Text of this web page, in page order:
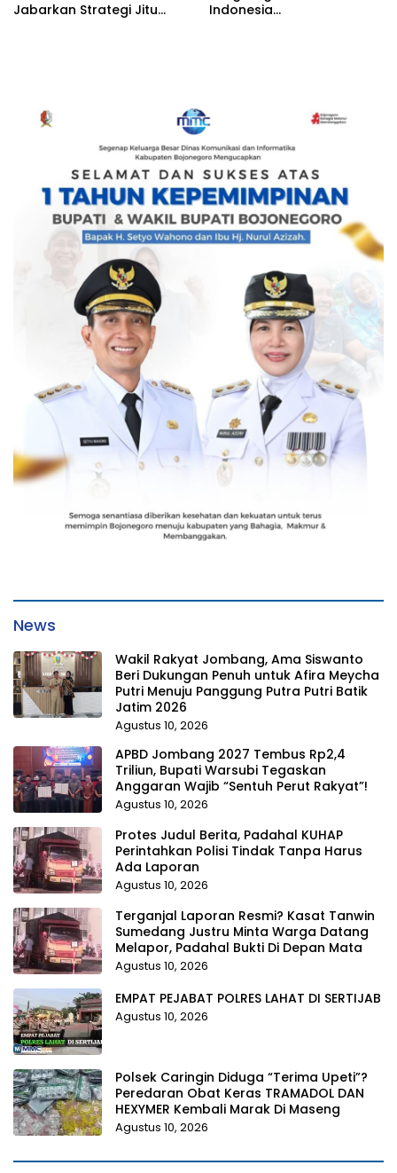
Jabarkan Strategi Jitu
Indonesia
News
Wakil Rakyat Jombang, Ama Siswanto
Beri Dukungan Penuh untuk Afira Meycha
Putri Menuju Panggung Putra Putri Batik
Jatim 2026
Agustus 10, 2026
APBD Jombang 2027 Tembus Rp2,4
Triliun, Bupati Warsubi Tegaskan
Anggaran Wajib “Sentuh Perut Rakyat”!
Agustus 10, 2026
Protes Judul Berita, Padahal KUHAP
Perintahkan Polisi Tindak Tanpa Harus
Ada Laporan
Agustus 10, 2026
Terganjal Laporan Resmi? Kasat Tanwin
Sumedang Justru Minta Warga Datang
Melapor, Padahal Bukti Di Depan Mata
Agustus 10, 2026
EMPAT PEJABAT POLRES LAHAT DI SERTIJAB
Agustus 10, 2026
Polsek Caringin Diduga “Terima Upeti”?
Peredaran Obat Keras TRAMADOL DAN
HEXYMER Kembali Marak Di Maseng
Agustus 10, 2026